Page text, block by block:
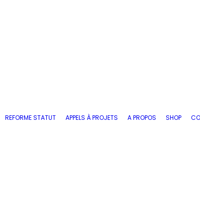
REFORME STATUT APPELS À PROJETS A PROPOS SHOP